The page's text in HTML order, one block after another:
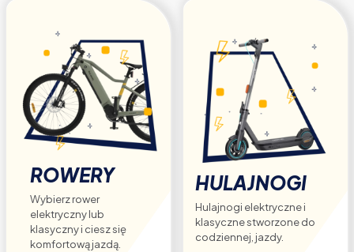
ROWERY
Wybierz rower
elektryczny lub
klasyczny i ciesz się
komfortową jazdą.
HULAJNOGI
Hulajnogi elektryczne i
klasyczne stworzone do
codziennej, jazdy.